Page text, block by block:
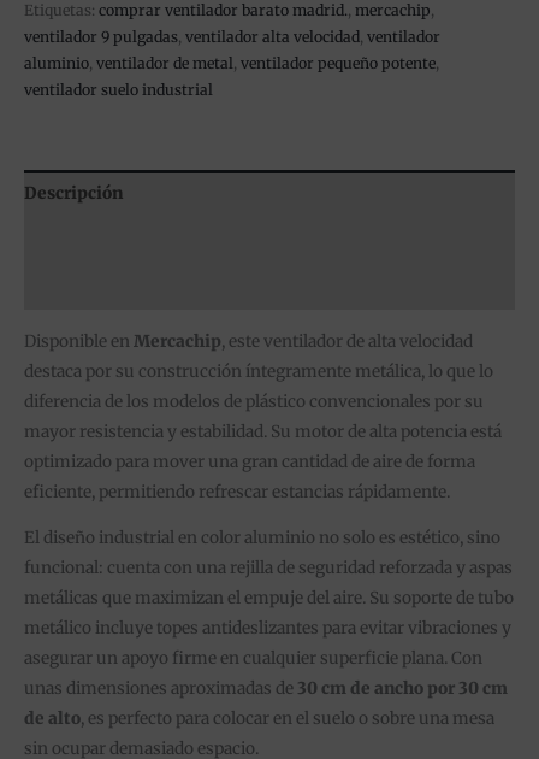
Etiquetas: comprar ventilador barato madrid., mercachip,
ventilador 9 pulgadas, ventilador alta velocidad, ventilador
aluminio, ventilador de metal , ventilador pequeño potente,
ventilador suelo industrial
Descripción
Disponible en Mercachip, este ventilador de alta velocidad
destaca por su construcción íntegramente metálica, lo que lo
diferencia de los modelos de plástico convencionales por su
mayor resistencia y estabilidad. Su motor de alta potencia está
optimizado para mover una gran cantidad de aire de forma
eficiente, permitiendo refrescar estancias rápidamente.
El diseño industrial en color aluminio no solo es estético, sino
funcional: cuenta con una rejilla de seguridad reforzada y aspas
metálicas que maximizan el empuje del aire. Su soporte de tubo
metálico incluye topes antideslizantes para evitar vibraciones y
asegurar un apoyo firme en cualquier superficie plana. Con
unas dimensiones aproximadas de 30 cm de ancho por 30 cm
de alto, es perfecto para colocar en el suelo o sobre una mesa
sin ocupar demasiado espacio.